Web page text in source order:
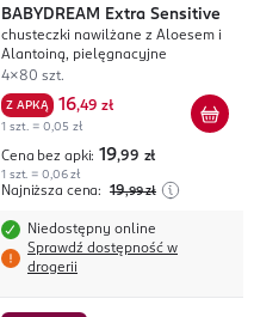
BABYDREAM Extra Sensitive
chusteczki nawilżane z Aloesem i
Alantoiną, pielęgnacyjne
4x80 szt.
Z APKĄ 16,49 zł
1 szt. = 0,05 zł
Cena bez apki: 19,99 zł
1 szt. = 0,06 zł
Najniższa cena: 19,99 zł
Niedostępny online
Sprawdź dostępność w
drogerii